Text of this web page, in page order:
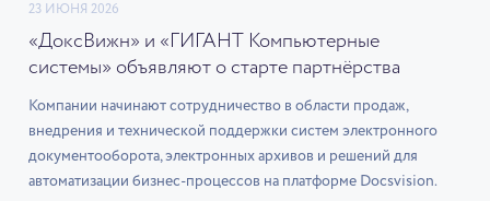
23 ИЮНЯ 2026
«ДоксВижн» и «ГИГАНТ Компьютерные
системы» объявляют о старте партнёрства
Компании начинают сотрудничество в области продаж,
внедрения и технической поддержки систем электронного
документооборота, электронных архивов и решений для
автоматизации бизнес-процессов на платформе Docsvision.